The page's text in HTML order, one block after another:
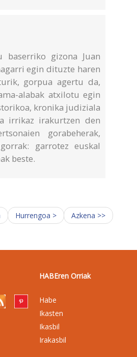
baserriko gizona Juan
egin dituzte haren
gorpua agertu da,
alabak atxilotu egin
kronika judiziala
irrikaz irakurtzen den
gorabeherak,
garrotez euskal
beste.
Hurrengoa > Azkena >>
HABEren Orriak
Habe
Ikasten
Ikasbil
Irakasbil